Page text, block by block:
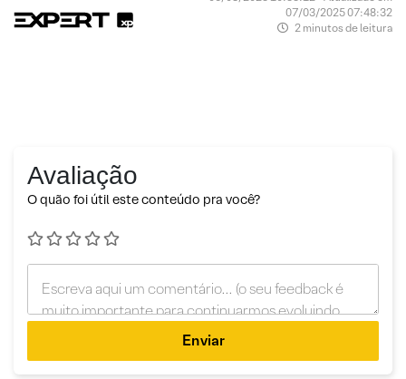
07/03/2025 07:48:32
2 minutos de leitura
Avaliação
O quão foi útil este conteúdo pra você?
Enviar